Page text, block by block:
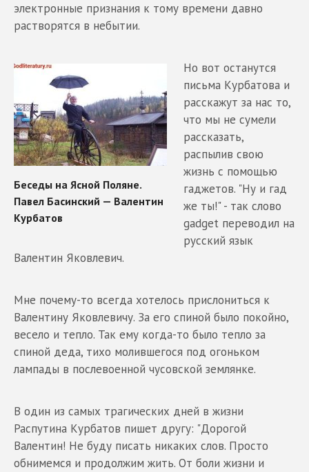
электронные признания к тому времени давно
растворятся в небытии.
Но вот останутся
письма Курбатова и
расскажут за нас то,
что мы не сумели
рассказать,
распылив свою
жизнь с помощью
гаджетов. "Ну и гад
же ты!" - так слово
gadget переводил на
русский язык
Валентин Яковлевич.
Мне почему-то всегда хотелось прислониться к
Валентину Яковлевичу. За его спиной было покойно,
весело и тепло. Так ему когда-то было тепло за
спиной деда, тихо молившегося под огоньком
лампады в послевоенной чусовской землянке.
В один из самых трагических дней в жизни
Распутина Курбатов пишет другу: "Дорогой
Валентин! Не буду писать никаких слов. Просто
обнимемся и продолжим жить. От боли жизни и